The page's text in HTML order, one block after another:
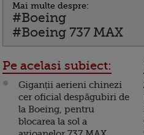
Mai multe despre:
#Boeing
#Boeing 737 MAX
Pe acelasi subiect:
Giganții aerieni chinezi
cer oficial despăgubiri de
la Boeing, pentru
blocarea la sol a